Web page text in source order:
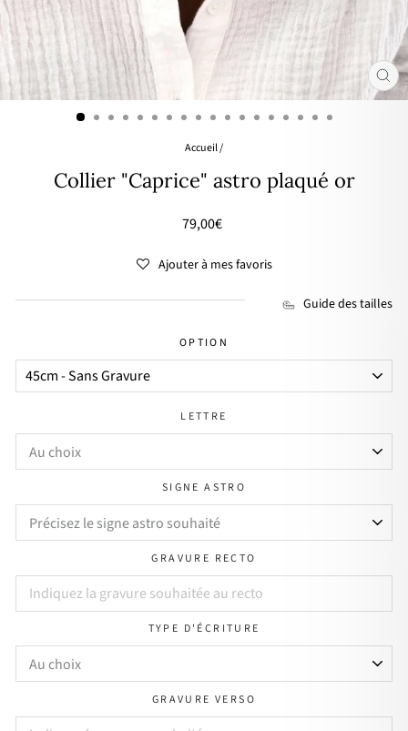
Accueil/
Collier "Caprice" astro plaqué or
Prix
79,00€
Ajouter à mes favoris
Guide des tailles
OPTION
LETTRE
SIGNE ASTRO
GRAVURE RECTO
TYPE D'ÉCRITURE
GRAVURE VERSO